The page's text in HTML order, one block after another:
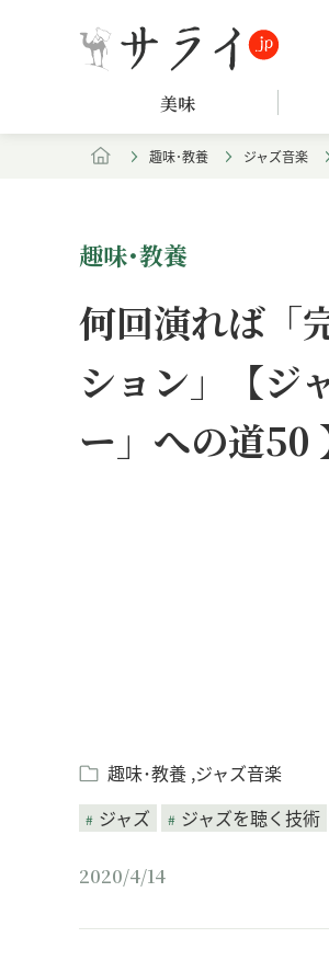
美味
趣味･教養 ジャズ音楽
趣味･教養
何回演れば「
ション」【ジ
ー」への道50
趣味･教養 ジャズ音楽
ジャズ
ジャズを聴く技術
2020/4/14